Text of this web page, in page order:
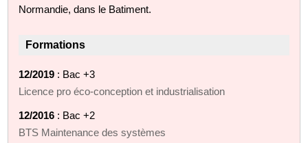
Normandie, dans le Batiment.
Formations
12/2019 : Bac +3
Licence pro éco-conception et industrialisation
12/2016 : Bac +2
BTS Maintenance des systèmes